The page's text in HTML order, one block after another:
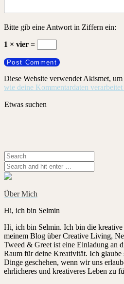
Bitte gib eine Antwort in Ziffern ein:
1 × vier =
Diese Website verwendet Akismet,
wie deine Kommentardaten
Etwas suchen
Über Mich
Hi, ich bin Selmin
Hi, ich bin Selmin. Ich bin die
meinem Blog über Creative Living,
Tweed & Greet ist eine Einladung an
Raum für deine Kreativität. Ich glaube
Dinge geschehen, wenn wir uns
ehrlicheres und kreativeres Leben zu